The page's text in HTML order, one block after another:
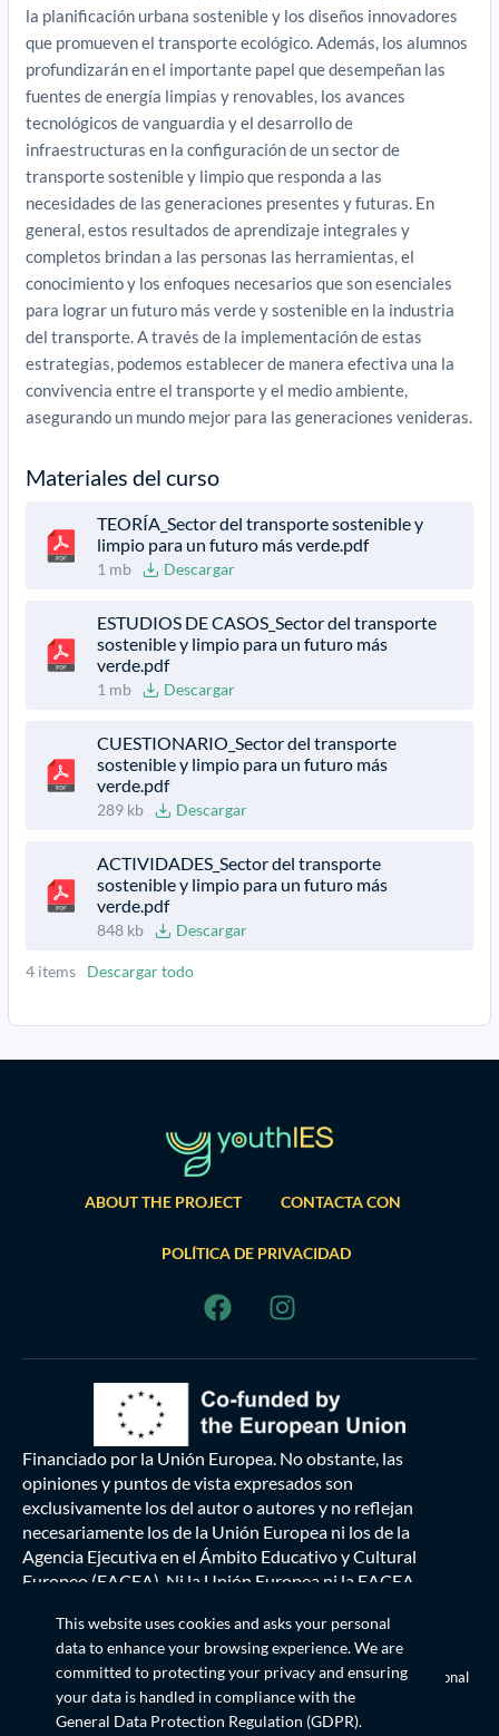
la planificación urbana sostenible y los diseños innovadores
que promueven el transporte ecológico. Además, los alumnos
profundizarán en el importante papel que desempeñan las
fuentes de energía limpias y renovables, los avances
tecnológicos de vanguardia y el desarrollo de
infraestructuras en la configuración de un sector de
transporte sostenible y limpio que responda a las
necesidades de las generaciones presentes y futuras. En
general, estos resultados de aprendizaje integrales y
completos brindan a las personas las herramientas, el
conocimiento y los enfoques necesarios que son esenciales
para lograr un futuro más verde y sostenible en la industria
del transporte. A través de la implementación de estas
estrategias, podemos establecer de manera efectiva una la
convivencia entre el transporte y el medio ambiente,
asegurando un mundo mejor para las generaciones venideras.
Materiales del curso
TEORÍA_Sector del transporte sostenible y
limpio para un futuro más verde.pdf
1 mb Descargar
ESTUDIOS DE CASOS_Sector del transporte
sostenible y limpio para un futuro más
verde.pdf
1 mb Descargar
CUESTIONARIO_Sector del transporte
sostenible y limpio para un futuro más
verde.pdf
289 kb Descargar
ACTIVIDADES_Sector del transporte
sostenible y limpio para un futuro más
verde.pdf
848 kb Descargar
4 items Descargar todo
ABOUT THE PROJECT CONTACTA CON
POLÍTICA DE PRIVACIDAD
Financiado por la Unión Europea. No obstante, las
opiniones y puntos de vista expresados son
exclusivamente los del autor o autores y no reflejan
necesariamente los de la Unión Europea ni los de la
Agencia Ejecutiva en el Ámbito Educativo y Cultural
Europeo (EACEA). Ni la Unión Europea ni la EACEA
Esta obra © 2024 está bajo licencia
Creative Commons Reconocimiento-CompartirIgual 4.0 Internacional
This website uses cookies and asks your personal
data to enhance your browsing experience. We are
committed to protecting your privacy and ensuring
your data is handled in compliance with the
General Data Protection Regulation (GDPR).